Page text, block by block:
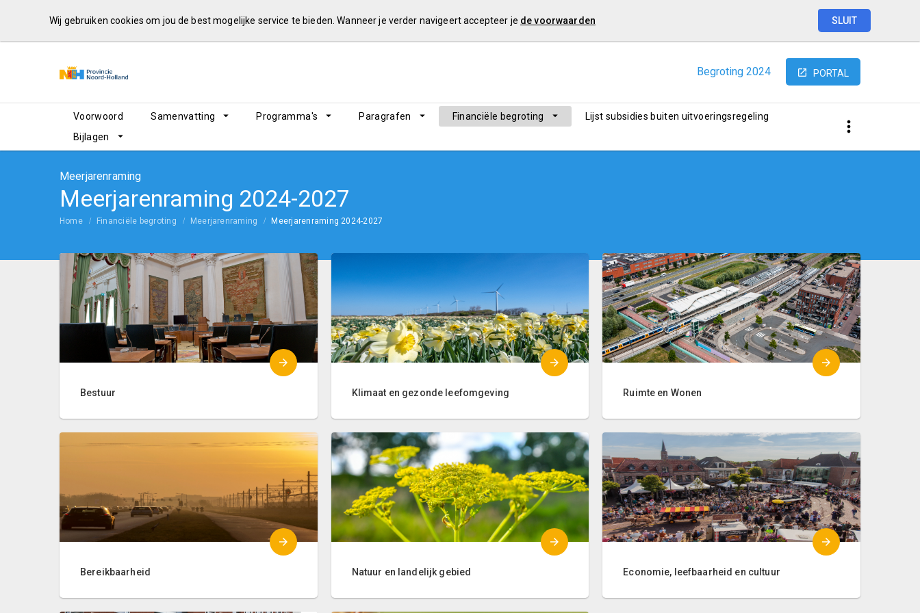
Wij gebruiken cookies om jou de best mogelijke service te bieden. Wanneer je verder navigeert accepteer je de voorwaarden SLUIT
Begroting 2024 PORTAL
Voorwoord Samenvatting Programma's Paragrafen Financiële begroting
Lijst subsidies buiten uitvoeringsregeling
Bijlagen
Meerjarenraming
Meerjarenraming 2024-2027
Home Financiële begroting Meerjarenraming Meerjarenraming 2024-2027
Bestuur Klimaat en gezonde leefomgeving Ruimte en Wonen
Bereikbaarheid Natuur en landelijk gebied Economie, leefbaarheid en cultuur